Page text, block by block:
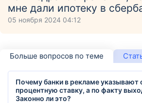
мне дали ипотеку в
05 ноября 2024 04:12
Больше вопросов по теме
Почему банки в рекламе указывают
процентную ставку, а по факту
Законно ли это?